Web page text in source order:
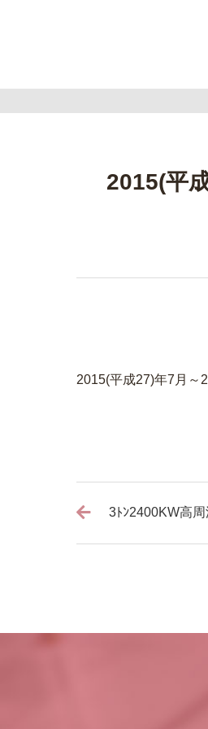
2015(平
2015(平成27)年7月
3ﾄﾝ2400KW高